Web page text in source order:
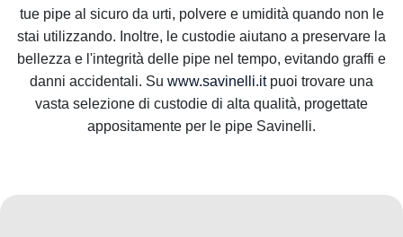
tue pipe al sicuro da urti, polvere e umidità quando non le
stai utilizzando. Inoltre, le custodie aiutano a preservare la
bellezza e l'integrità delle pipe nel tempo, evitando graffi e
danni accidentali. Su www.savinelli.itpuoi trovare una
vasta selezione di custodie di alta qualità, progettate
appositamente per le pipe Savinelli.